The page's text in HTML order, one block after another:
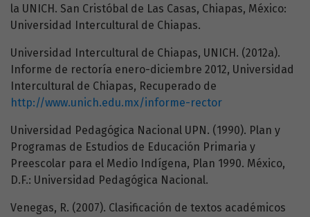
la UNICH. San Cristóbal de Las Casas, Chiapas, México:
Universidad Intercultural de Chiapas.
Universidad Intercultural de Chiapas, UNICH. (2012a).
Informe de rectoría enero-diciembre 2012, Universidad
Intercultural de Chiapas, Recuperado de
http://www.unich.edu.mx/informe-rector
Universidad Pedagógica Nacional UPN. (1990). Plan y
Programas de Estudios de Educación Primaria y
Preescolar para el Medio Indígena, Plan 1990. México,
D.F.: Universidad Pedagógica Nacional.
Venegas, R. (2007). Clasificación de textos académicos